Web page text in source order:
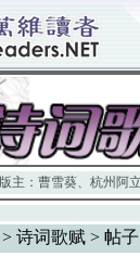
版主： 曹雪葵、 杭州阿立
> 诗词歌赋> 帖子